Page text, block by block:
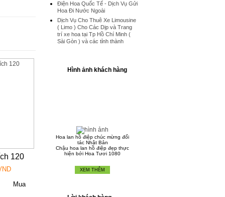
120
Điện Hoa Quốc Tế - Dịch Vụ Gửi
Hoa Đi Nước Ngoài
Dịch Vụ Cho Thuê Xe Limousine
( Limo ) Cho Các Dịp và Trang
trí xe hoa tại Tp Hồ Chí Minh (
Sài Gòn ) và các tỉnh thành
Hình ảnh khách hàng
Hoa lan hồ điệp chúc mừng đối
tác Nhật Bản
Chậu hoa lan hồ điệp đẹp thực
hiện bới Hoa Tươi 1080
Chậu Lan Hồ Điệp Tết Nguyên
Đán 2016
XEM THÊM